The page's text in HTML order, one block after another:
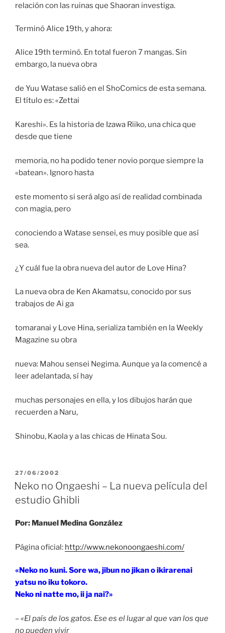
relación con las ruinas que Shaoran investiga.
Terminó Alice 19th, y ahora:
Alice 19th terminó. En total fueron 7 mangas. Sin
embargo, la nueva obra
de Yuu Watase salió en el ShoComics de esta semana.
El título es: «Zettai
Kareshi». Es la historia de Izawa Riiko, una chica que
desde que tiene
memoria, no ha podido tener novio porque siempre la
«batean». Ignoro hasta
este momento si será algo así de realidad combinada
con magia, pero
conociendo a Watase sensei, es muy posible que así
sea.
¿Y cuál fue la obra nueva del autor de Love Hina?
La nueva obra de Ken Akamatsu, conocido por sus
trabajos de Ai ga
tomaranai y Love Hina, serializa también en la Weekly
Magazine su obra
nueva: Mahou sensei Negima. Aunque ya la comencé a
leer adelantada, sí hay
muchas personajes en ella, y los dibujos harán que
recuerden a Naru,
Shinobu, Kaola y a las chicas de Hinata Sou.
PUBLICADO
EL
27/06/2002
Neko no Ongaeshi – La nueva película del
estudio Ghibli
Por: Manuel Medina González
Página oficial: http://www.nekonoongaeshi.com/
«Neko no kuni. Sore wa, jibun no jikan o ikirarenai
yatsu no iku tokoro.
Neko ni natte mo, ii ja nai?»
–«El país de los gatos. Ese es el lugar al que van los que
no pueden vivir